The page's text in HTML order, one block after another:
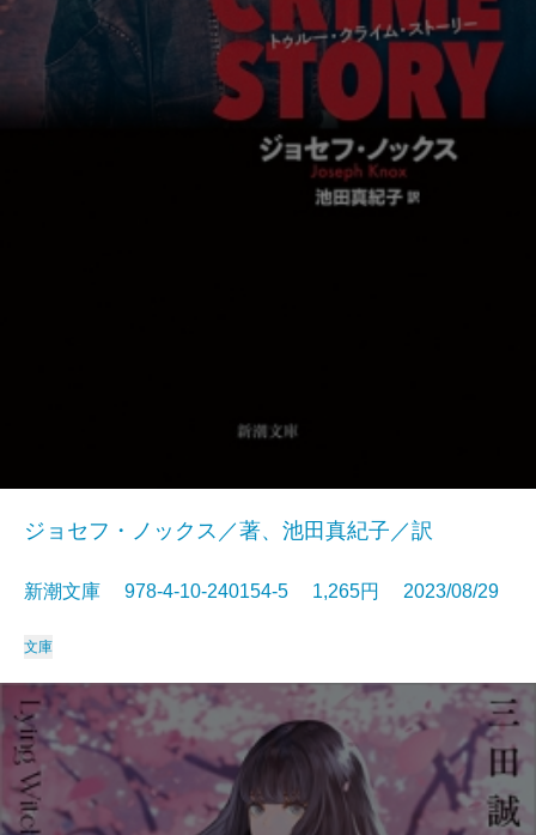
ジョセフ・ノックス／著、池田真紀子／訳
新潮文庫 978-4-10-240154-5 1,265円 2023/08/29
文庫